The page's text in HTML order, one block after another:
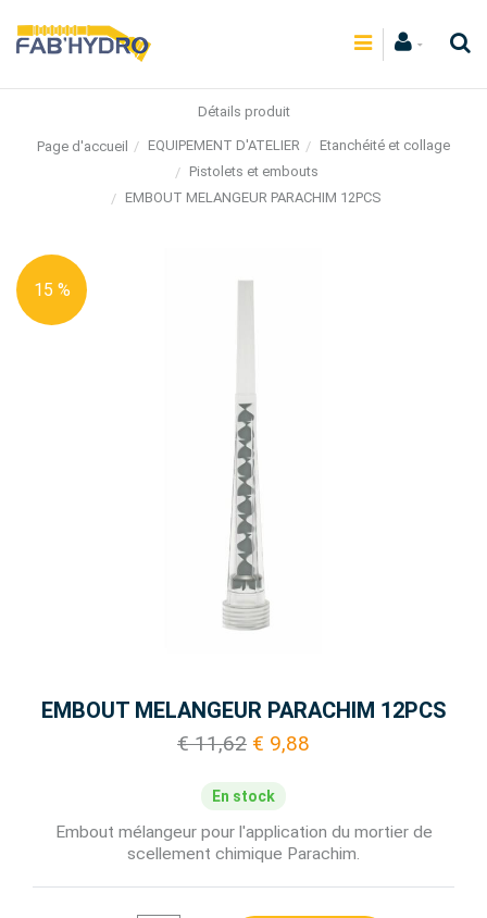
Détails produit
Page d'accueil EQUIPEMENT D'ATELIER
Etanchéité et collage
Pistolets et embouts
EMBOUT MELANGEUR PARACHIM 12PCS
15 %
EMBOUT MELANGEUR PARACHIM 12PCS
€ 11,62 € 9,88
En stock
Embout mélangeur pour l'application du mortier de
scellement chimique Parachim.